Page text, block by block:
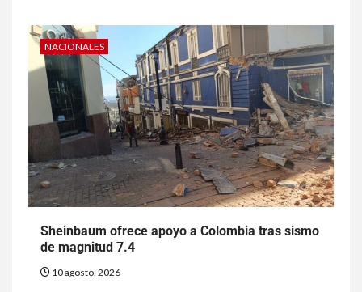
NACIONALES
Sheinbaum ofrece apoyo a Colombia tras sismo
de magnitud 7.4
10 agosto, 2026